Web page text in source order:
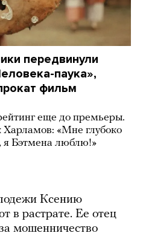
передвинули
паука»,
фильм
еще до премьеры.
«Мне глубоко
я Бэтмена люблю!»
Ксению
в растрате. Ее отец
мошенничество